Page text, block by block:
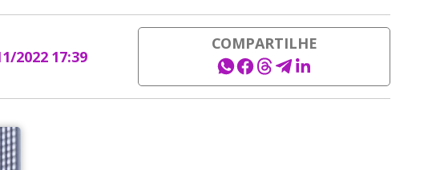
2022 17:39
COMPARTILHE